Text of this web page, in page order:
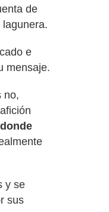
de
e
mensaje.
no,
y se
sus